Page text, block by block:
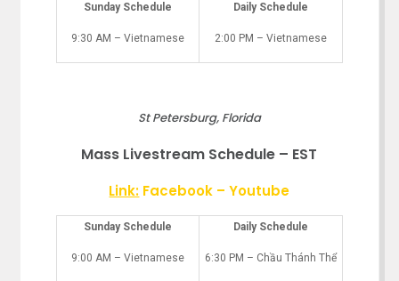
Sunday Schedule
9:30 AM – Vietnamese
Daily Schedule
2:00 PM – Vietnamese
St Petersburg, Florida
Mass Livestream Schedule – EST
Link: Facebook –Youtube
Sunday Schedule
9:00 AM – Vietnamese
Daily Schedule
6:30 PM – Chầu Thánh Thể